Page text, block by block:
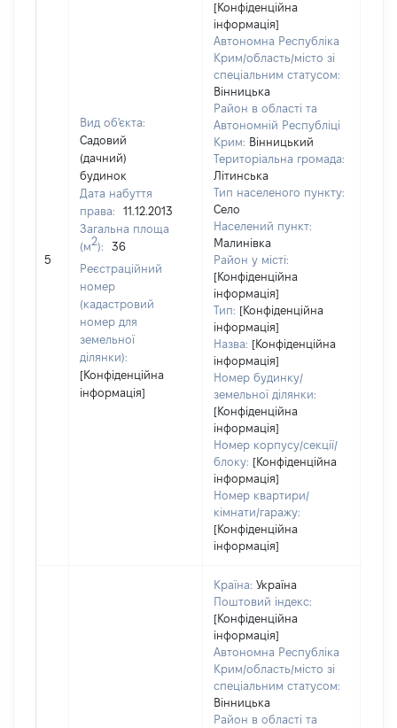
5
Вид об'єкта:
Садовий
(дачний)
будинок
Дата набуття
права:
11.12.2013
Загальна площа
(м2):
36
Реєстраційний
номер
(кадастровий
номер для
земельної
ділянки):
[Конфіденційна
інформація]
[Конфіденційна
інформація]
Автономна Республіка
Крим/область/місто зі
спеціальним статусом:
Вінницька
Район в області та
Автономній Республіці
Крим: Вінницький
Територіальна громада:
Літинська
Тип населеного пункту:
Село
Населений пункт:
Малинівка
Район у місті:
[Конфіденційна
інформація]
Тип: [Конфіденційна
інформація]
Назва: [Конфіденційна
інформація]
Номер будинку/
земельної ділянки:
[Конфіденційна
інформація]
Номер корпусу/секції/
блоку: [Конфіденційна
інформація]
Номер квартири/
кімнати/гаражу:
[Конфіденційна
інформація]
Країна: Україна
Поштовий індекс:
[Конфіденційна
інформація]
Автономна Республіка
Крим/область/місто зі
спеціальним статусом:
Вінницька
Район в області та